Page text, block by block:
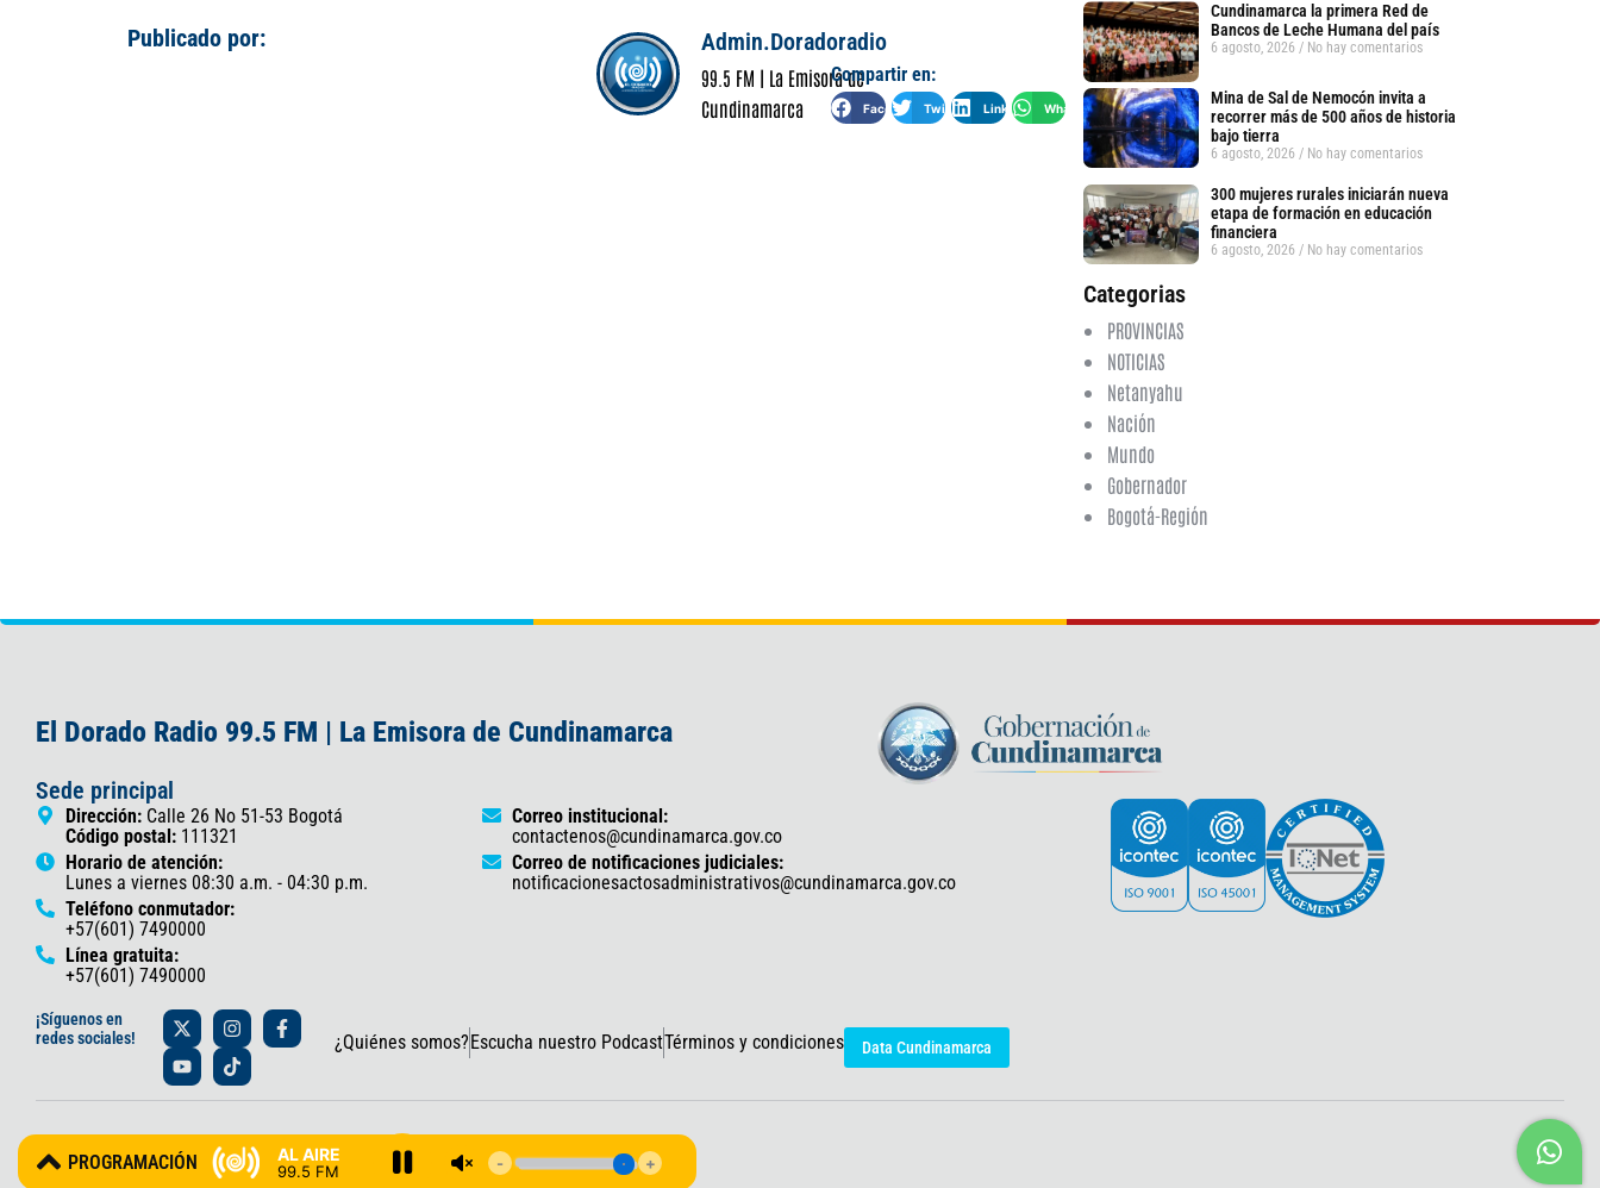
Publicado por: Admin.Doradoradio
99.5 FM | La Emisora de
Cundinamarca
Compartir en:
Facebook Twitter LinkedIn WhatsApp
Cundinamarca la primera Red de
Bancos de Leche Humana del país
6 agosto, 2026 No hay comentarios
Mina de Sal de Nemocón invita a
recorrer más de 500 años de historia
bajo tierra
6 agosto, 2026 No hay comentarios
300 mujeres rurales iniciarán nueva
etapa de formación en educación
financiera
6 agosto, 2026 No hay comentarios
Categorias
PROVINCIAS
NOTICIAS
Netanyahu
Nación
Mundo
Gobernador
Bogotá-Región
El Dorado Radio 99.5 FM | La Emisora de Cundinamarca
Sede principal
Dirección: Calle 26 No 51-53 Bogotá
Código postal: 111321
Horario de atención:
Lunes a viernes 08:30 a.m. - 04:30 p.m.
Teléfono conmutador:
+57(601) 7490000
Línea gratuita:
+57(601) 7490000
Correo institucional:
contactenos@cundinamarca.gov.co
Correo de notificaciones judiciales:
notificacionesactosadministrativos@cundinamarca.gov.co
AL AIRE
99.5 FM
¡Síguenos en
redes sociales!
X
-
t
w
i
t
e
r
I
n
s
t
a
r
a
m
F
a
c
o
k
-
Y
o
u
t
u
e
T
i
k
t
o
¿Quiénes somos?Escucha nuestro PodcastTérminos y condiciones Data Cundinamarca
© 2025 Gobernación de Cundinamarca – Oficina de Prensa y Comunicaciones
PROGRAMACIÓN